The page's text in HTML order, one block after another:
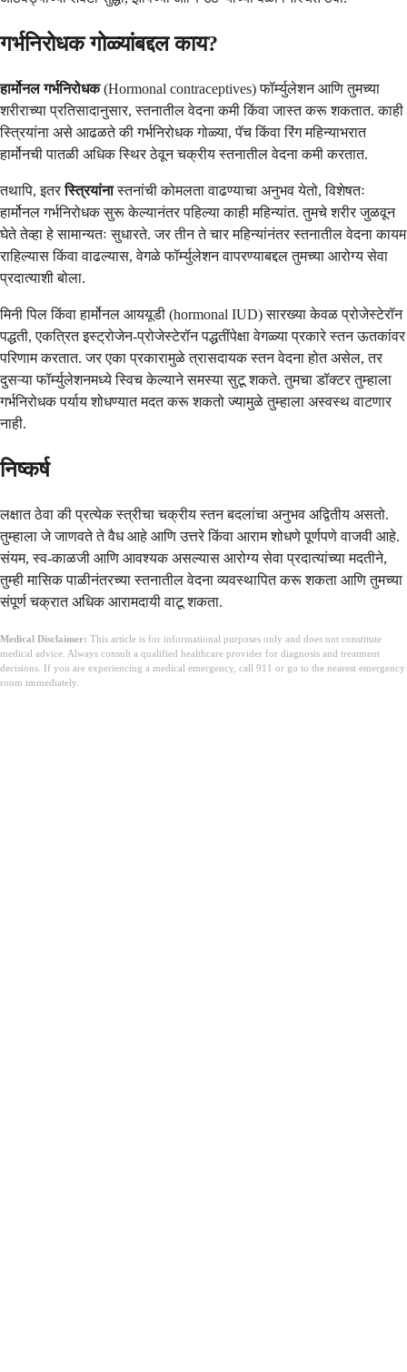
गर्भनिरोधक गोळ्यांबद्दल काय?
हार्मोनल गर्भनिरोधक(Hormonal contraceptives) फॉर्म्युलेशन आणि तुमच्या
शरीराच्या प्रतिसादानुसार, स्तनातील वेदना कमी किंवा जास्त करू शकतात. काही
स्त्रियांना असे आढळते की गर्भनिरोधक गोळ्या, पॅच किंवा रिंग महिन्याभरात
हार्मोनची पातळी अधिक स्थिर ठेवून चक्रीय स्तनातील वेदना कमी करतात.
तथापि, इतरस्त्रियांनास्तनांची कोमलता वाढण्याचा अनुभव येतो, विशेषतः
हार्मोनल गर्भनिरोधक सुरू केल्यानंतर पहिल्या काही महिन्यांत. तुमचे शरीर जुळवून
घेते तेव्हा हे सामान्यतः सुधारते. जर तीन ते चार महिन्यांनंतर स्तनातील वेदना कायम
राहिल्यास किंवा वाढल्यास, वेगळे फॉर्म्युलेशन वापरण्याबद्दल तुमच्या आरोग्य सेवा
प्रदात्याशी बोला.
मिनी पिल किंवा हार्मोनल आययूडी (hormonal IUD) सारख्या केवळ प्रोजेस्टेरॉन
पद्धती, एकत्रित इस्ट्रोजेन-प्रोजेस्टेरॉन पद्धतींपेक्षा वेगळ्या प्रकारे स्तन ऊतकांवर
परिणाम करतात. जर एका प्रकारामुळे त्रासदायक स्तन वेदना होत असेल, तर
दुसऱ्या फॉर्म्युलेशनमध्ये स्विच केल्याने समस्या सुटू शकते. तुमचा डॉक्टर तुम्हाला
गर्भनिरोधक पर्याय शोधण्यात मदत करू शकतो ज्यामुळे तुम्हाला अस्वस्थ वाटणार
नाही.
निष्कर्ष
लक्षात ठेवा की प्रत्येक स्त्रीचा चक्रीय स्तन बदलांचा अनुभव अद्वितीय असतो.
तुम्हाला जे जाणवते ते वैध आहे आणि उत्तरे किंवा आराम शोधणे पूर्णपणे वाजवी आहे.
संयम, स्व-काळजी आणि आवश्यक असल्यास आरोग्य सेवा प्रदात्यांच्या मदतीने,
तुम्ही मासिक पाळीनंतरच्या स्तनातील वेदना व्यवस्थापित करू शकता आणि तुमच्या
संपूर्ण चक्रात अधिक आरामदायी वाटू शकता.
Medical Disclaimer: This article is for informational purposes only and does not constitute
medical advice. Always consult a qualified healthcare provider for diagnosis and treatment
decisions. If you are experiencing a medical emergency, call 911 or go to the nearest emergency
room immediately.